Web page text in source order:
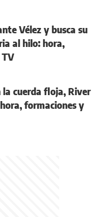
Vélez y busca su
al hilo: hora,
la cuerda floja, River
formaciones y